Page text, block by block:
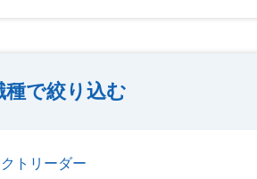
種で絞り込む
トリーダー